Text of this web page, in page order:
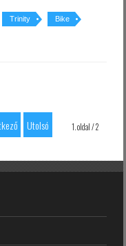
Trinity Bike
Utolsó 1. oldal / 2